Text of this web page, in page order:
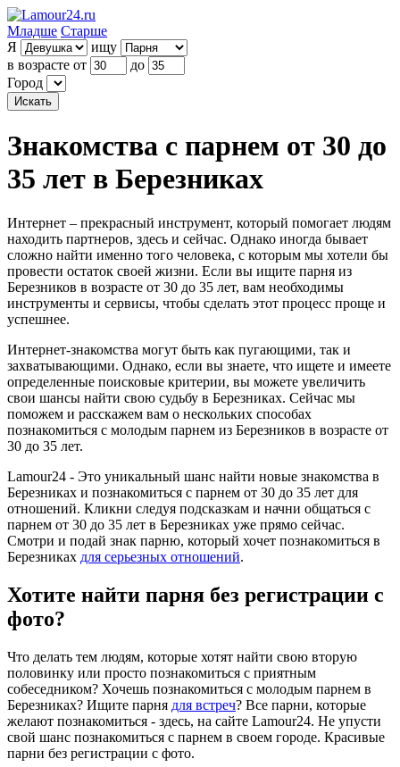
Младше Старше
Я
ищу
в возрасте от
до
Город
Знакомства с парнем от 30 до
35 лет в Березниках
Интернет – прекрасный инструмент, который помогает людям
находить партнеров, здесь и сейчас. Однако иногда бывает
сложно найти именно того человека, с которым мы хотели бы
провести остаток своей жизни. Если вы ищите парня из
Березников в возрасте от 30 до 35 лет, вам необходимы
инструменты и сервисы, чтобы сделать этот процесс проще и
успешнее.
Интернет-знакомства могут быть как пугающими, так и
захватывающими. Однако, если вы знаете, что ищете и имеете
определенные поисковые критерии, вы можете увеличить
свои шансы найти свою судьбу в Березниках. Сейчас мы
поможем и расскажем вам о нескольких способах
познакомиться c молодым парнем из Березников в возрасте от
30 до 35 лет.
Lamour24 - Это уникальный шанс найти новые знакомства в
Березниках и познакомиться с парнем от 30 до 35 лет для
отношений. Кликни следуя подсказкам и начни общаться с
парнем от 30 до 35 лет в Березниках уже прямо сейчас.
Смотри и подай знак парню, который хочет познакомиться в
Березниках для серьезных отношений.
Хотите найти парня без регистрации с
фото?
Что делать тем людям, которые хотят найти свою вторую
половинку или просто познакомиться с приятным
собеседником? Хочешь познакомиться c молодым парнем в
Березниках? Ищите парня для встреч? Все парни, которые
желают познакомиться - здесь, на сайте Lamour24. Не упусти
свой шанс познакомиться с парнем в своем городе. Красивые
парни без регистрации с фото.